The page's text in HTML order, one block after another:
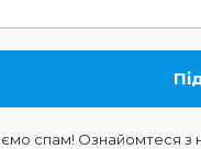
спам! Ознайомтеся